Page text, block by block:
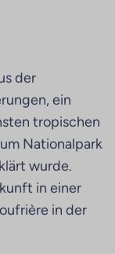
der
ein
tropischen
Nationalpark
wurde.
in einer
in der